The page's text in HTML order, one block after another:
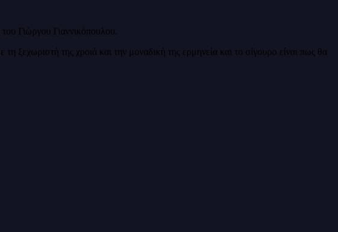
Γιώργου Γιαννικόπουλου.
ξεχωριστή της χροιά και την μοναδική της ερμηνεία και το σίγουρο είναι πως θα